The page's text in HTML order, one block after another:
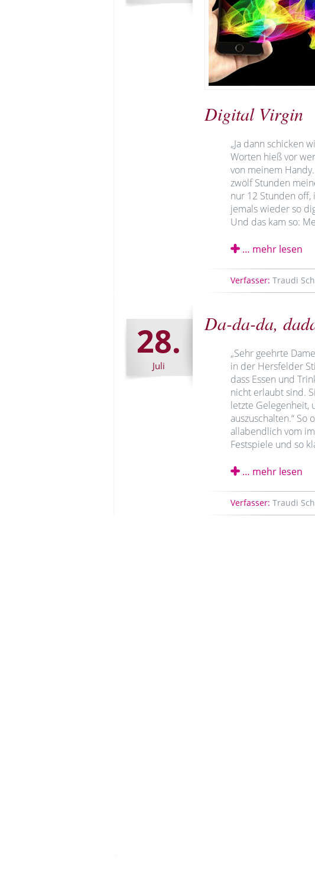
Digital Virgin
„Ja dann schicken
Worten hieß vor
von meinem
zwölf Stunden
nur 12 Stunden off,
jemals wieder so
Und das kam so:
… mehr lesen
Verfasser: Traudi
Da-da-da,
„Sehr geehrte
in der Hersfelder
dass Essen und
nicht erlaubt sind.
letzte Gelegenheit,
auszuschalten.“ So
allabendlich vom
Festspiele und so
… mehr lesen
28.
Juli
Verfasser: Traudi